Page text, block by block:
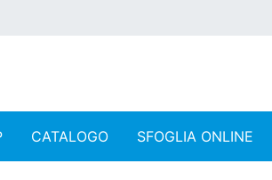
CATALOGO SFOGLIA ONLINE